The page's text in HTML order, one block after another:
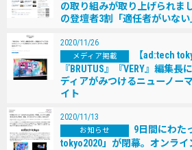
の取り組みが取り上げられま
の登壇者3割「適任者がいない
2020/11/26
メディア掲載
【ad:tech
『BRUTUS』『VERY』編集長
ディアがみつけるニューノー
イト
2020/11/13
お知らせ
9⽇間にわた
tokyo2020」が閉幕。オンライ